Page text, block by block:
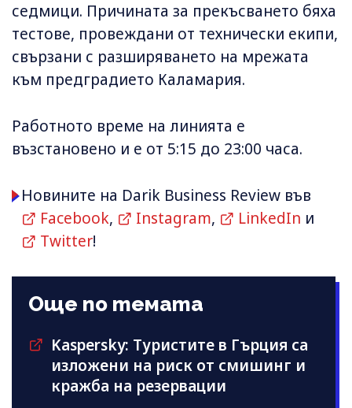
седмици. Причината за прекъсването бяха
тестове, провеждани от технически екипи,
свързани с разширяването на мрежата
към предградието Каламария.
Работното време на линията е
възстановено и е от 5:15 до 23:00 часа.
Новините на Darik Business Review във
Facebook, Instagram, LinkedIn и
Twitter!
Още по темата
Kaspersky: Туристите в Гърция са
изложени на риск от смишинг и
кражба на резервации